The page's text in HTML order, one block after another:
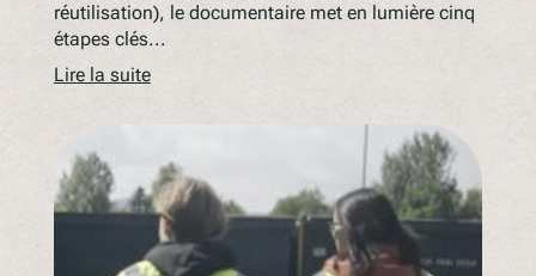
réutilisation), le documentaire met en lumière cinq
étapes clés...
Lire la suite